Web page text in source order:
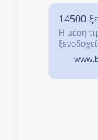
Η μέση
Λονδίνο
198,61